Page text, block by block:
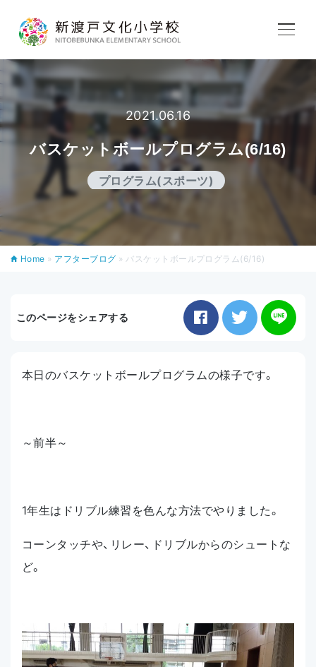
教育内容
学校生活
入学案内
アクセス
2021.06.16
バスケットボールプログラム(6/16)
プログラム(スポーツ)
Home » アフターブログ » バスケットボールプログラム(6/16)
このページをシェアする
本日のバスケットボールプログラムの様子です。
～前半～
1年生はドリブル練習を色んな方法でやりました。
コーンタッチや、リレー、ドリブルからのシュートな
ど。